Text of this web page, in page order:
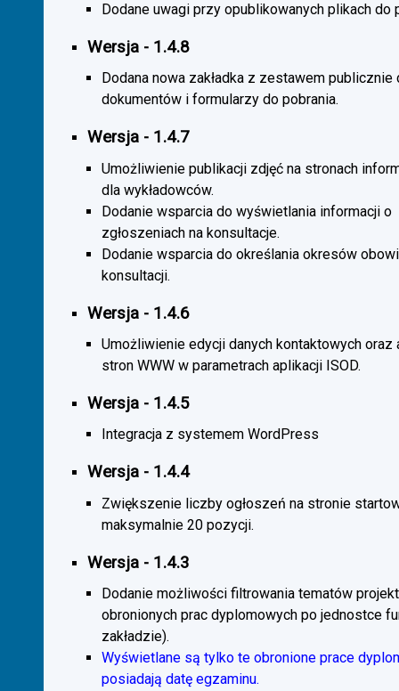
Dodane uwagi przy opublikowanych plikach do
Wersja - 1.4.8
Dodana nowa zakładka z zestawem publicznie
dokumentów i formularzy do pobrania.
Wersja - 1.4.7
Umożliwienie publikacji zdjęć na stronach
dla wykładowców.
Dodanie wsparcia do wyświetlania informacji o
zgłoszeniach na konsultacje.
Dodanie wsparcia do określania okresów
konsultacji.
Wersja - 1.4.6
Umożliwienie edycji danych kontaktowych oraz
stron WWW w parametrach aplikacji ISOD.
Wersja - 1.4.5
Integracja z systemem WordPress
Wersja - 1.4.4
Zwiększenie liczby ogłoszeń na stronie
maksymalnie 20 pozycji.
Wersja - 1.4.3
Dodanie możliwości filtrowania tematów
obronionych prac dyplomowych po jednostce
zakładzie).
Wyświetlane są tylko te obronione prace
posiadają datę egzaminu.